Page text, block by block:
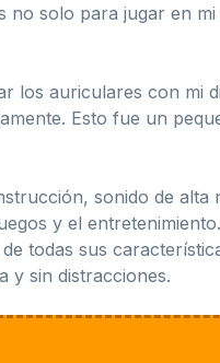
no solo para jugar en
los auriculares con mi
Esto fue un
sonido de alta
y el
todas sus
y sin distracciones.